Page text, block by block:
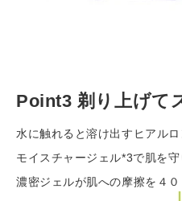
Point3 剃り上げて
水に触れると溶け出すヒアル
モイスチャージェル*3で肌を
濃密ジェルが肌への摩擦を４